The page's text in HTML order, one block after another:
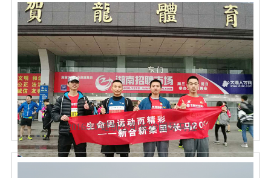
2016.10 诺凯公司长沙国际马拉...